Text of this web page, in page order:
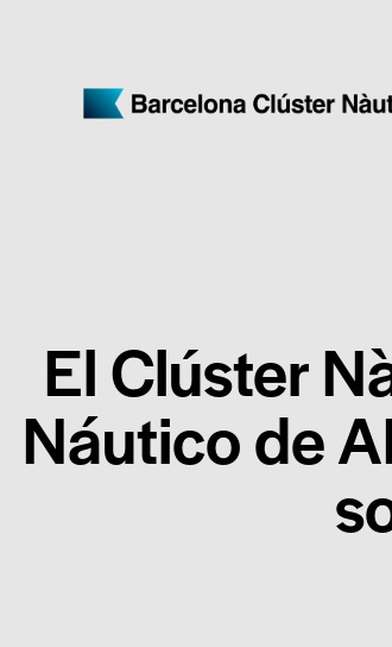
El Clúster
Náutico de